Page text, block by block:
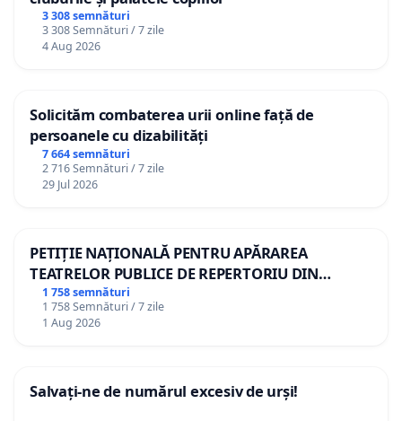
3 308 semnături
3 308 Semnături / 7 zile
4 Aug 2026
Solicităm combaterea urii online față de
persoanele cu dizabilități
7 664 semnături
2 716 Semnături / 7 zile
29 Jul 2026
PETIȚIE NAȚIONALĂ PENTRU APĂRAREA
TEATRELOR PUBLICE DE REPERTORIU DIN
ROMÂNIA
1 758 semnături
1 758 Semnături / 7 zile
1 Aug 2026
Salvați-ne de numărul excesiv de urși!